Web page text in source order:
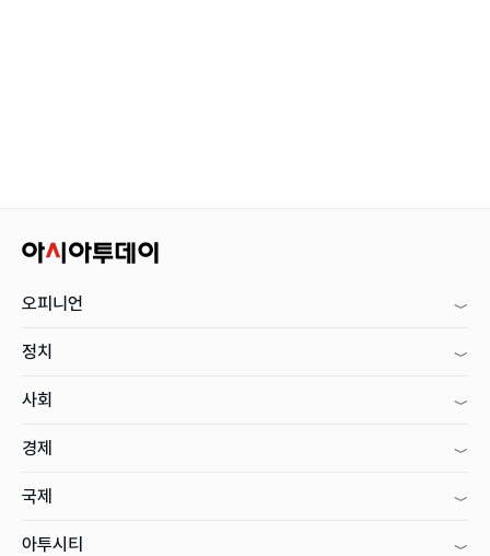
오피니언
정치
사회
경제
국제
아투시티